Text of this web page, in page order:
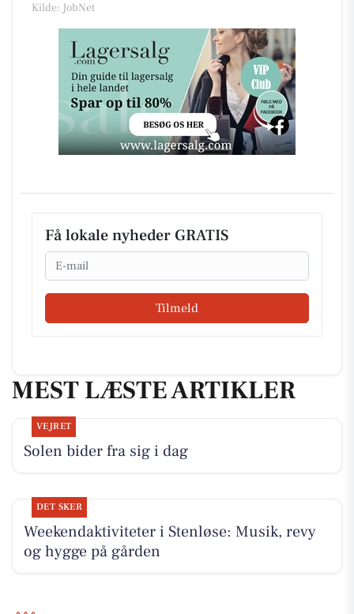
Kilde: JobNet
Få lokale nyheder GRATIS
Email
Tilmeld
MEST LÆSTE ARTIKLER
VEJRET
Solen bider fra sig i dag
DET SKER
Weekendaktiviteter i Stenløse: Musik, revy
og hygge på gården